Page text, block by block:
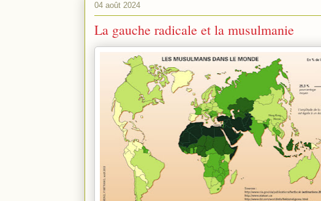
04 août 2024
La gauche radicale et la musulmanie